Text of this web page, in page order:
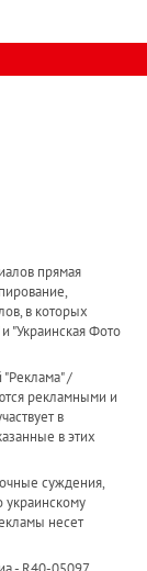
прямая
в которых
"Украинская Фото
"Реклама" /
рекламными и
в
в этих
суждения,
украинскому
несет